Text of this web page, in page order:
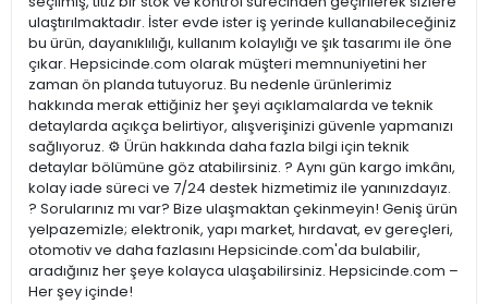
ulaştırılmaktadır. İster evde ister iş yerinde kullanabileceğiniz
bu ürün, dayanıklılığı, kullanım kolaylığı ve şık tasarımı ile öne
çıkar. Hepsicinde.com olarak müşteri memnuniyetini her
zaman ön planda tutuyoruz. Bu nedenle ürünlerimiz
hakkında merak ettiğiniz her şeyi açıklamalarda ve teknik
detaylarda açıkça belirtiyor, alışverişinizi güvenle yapmanızı
sağlıyoruz. ⚙️ Ürün hakkında daha fazla bilgi için teknik
detaylar bölümüne göz atabilirsiniz. ? Aynı gün kargo imkânı,
kolay iade süreci ve 7/24 destek hizmetimiz ile yanınızdayız.
? Sorularınız mı var? Bize ulaşmaktan çekinmeyin! Geniş ürün
yelpazemizle; elektronik, yapı market, hırdavat, ev gereçleri,
otomotiv ve daha fazlasını Hepsicinde.com'da bulabilir,
aradığınız her şeye kolayca ulaşabilirsiniz. Hepsicinde.com –
Her şey içinde!